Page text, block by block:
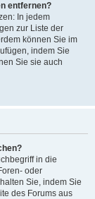
entfernen?
In jedem
zur Liste der
können Sie im
indem Sie
Sie sie auch
in die
oder
Sie, indem Sie
des Forums aus